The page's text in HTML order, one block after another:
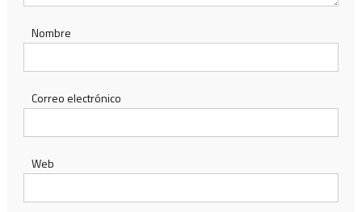
Nombre
Correo electrónico
Web